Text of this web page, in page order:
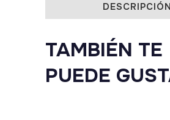
EXTRACCIÓN
DESCRIPCIÓN
TAMBIÉN TE
PUEDE